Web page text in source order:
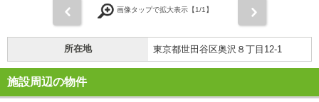
画像タップで拡大表示【1/1】
所在地 東京都世田谷区奥沢８丁目12-1
施設周辺の物件